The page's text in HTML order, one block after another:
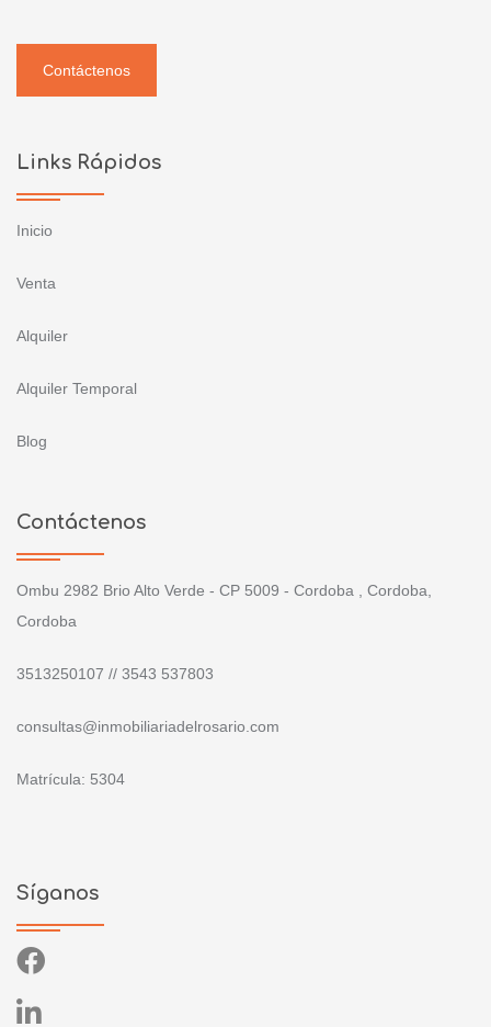
Contáctenos
Links Rápidos
Inicio
Venta
Alquiler
Alquiler Temporal
Blog
Contáctenos
Ombu 2982 Brio Alto Verde - CP 5009 - Cordoba , Cordoba,
Cordoba
3513250107 // 3543 537803
consultas@inmobiliariadelrosario.com
Matrícula: 5304
Síganos